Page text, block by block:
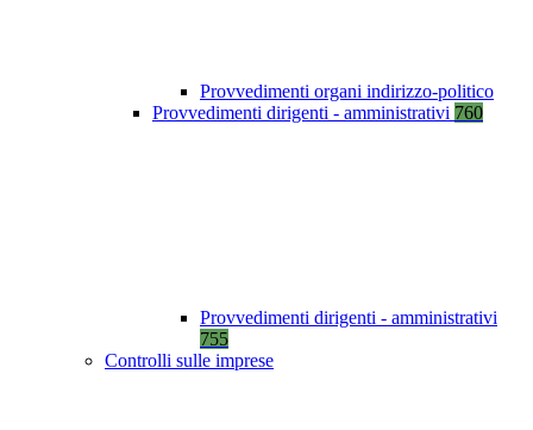
Provvedimenti organi indirizzo-politico
Provvedimenti dirigenti - amministrativi 760
Provvedimenti dirigenti - amministrativi
755
Controlli sulle imprese